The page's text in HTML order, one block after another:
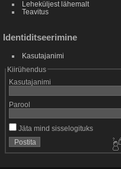
Leheküljest lähemalt
Teavitus
Identiditseerimine
Kasutajanimi
Kiirühendus
Kasutajanimi
Parool
Jäta mind sisselogituks